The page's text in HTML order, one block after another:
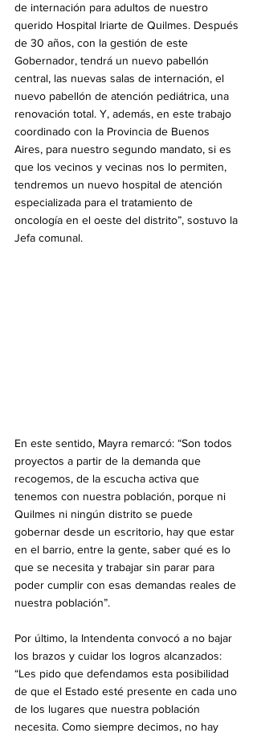
de internación para adultos de nuestro
querido Hospital Iriarte de Quilmes. Después
de 30 años, con la gestión de este
Gobernador, tendrá un nuevo pabellón
central, las nuevas salas de internación, el
nuevo pabellón de atención pediátrica, una
renovación total. Y, además, en este trabajo
coordinado con la Provincia de Buenos
Aires, para nuestro segundo mandato, si es
que los vecinos y vecinas nos lo permiten,
tendremos un nuevo hospital de atención
especializada para el tratamiento de
oncología en el oeste del distrito”, sostuvo la
Jefa comunal.
En este sentido, Mayra remarcó: “Son todos
proyectos a partir de la demanda que
recogemos, de la escucha activa que
tenemos con nuestra población, porque ni
Quilmes ni ningún distrito se puede
gobernar desde un escritorio, hay que estar
en el barrio, entre la gente, saber qué es lo
que se necesita y trabajar sin parar para
poder cumplir con esas demandas reales de
nuestra población”.
Por último, la Intendenta convocó a no bajar
los brazos y cuidar los logros alcanzados:
“Les pido que defendamos esta posibilidad
de que el Estado esté presente en cada uno
de los lugares que nuestra población
necesita. Como siempre decimos, no hay